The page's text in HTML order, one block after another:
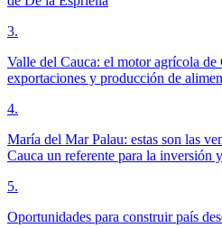
3.
Valle del Cauca: el motor agrícola
exportaciones y producción de
4.
María del Mar Palau: estas son las
Cauca un referente para la inversión
5.
Oportunidades para construir país